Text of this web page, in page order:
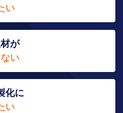
い
が
い
化に
い